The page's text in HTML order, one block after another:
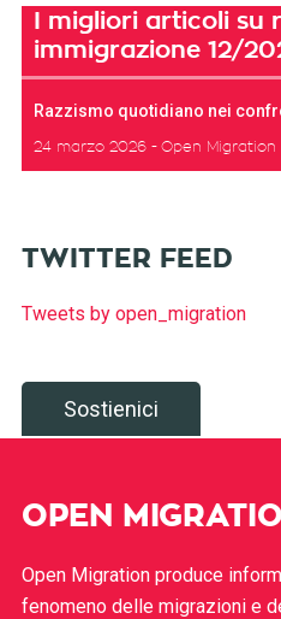
I migliori articoli su
immigrazione 12/
Razzismo quotidiano nei
24 marzo 2026 Open Migration
TWITTER FEED
Tweets by open_migration
Sostienici
OPEN
Open Migration produce
fenomeno delle migrazioni e